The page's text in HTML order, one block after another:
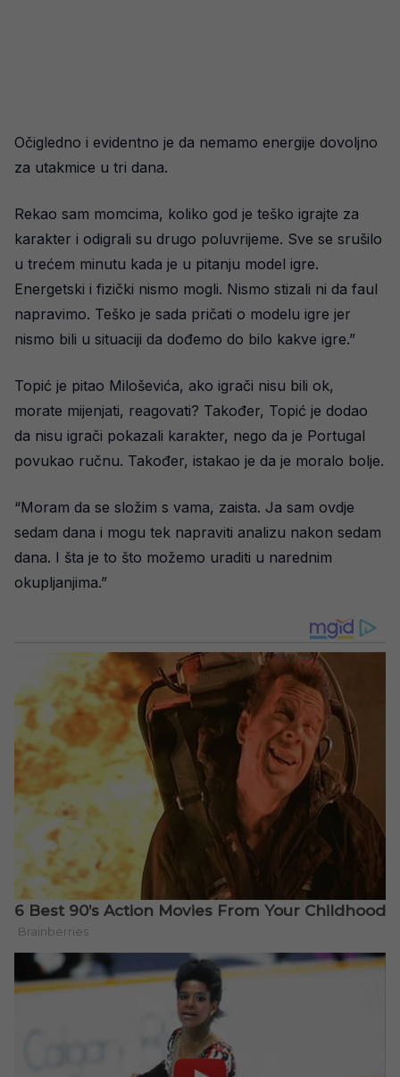
Očigledno i evidentno je da nemamo energije dovoljno
za utakmice u tri dana.
Rekao sam momcima, koliko god je teško igrajte za
karakter i odigrali su drugo poluvrijeme. Sve se srušilo
u trećem minutu kada je u pitanju model igre.
Energetski i fizički nismo mogli. Nismo stizali ni da faul
napravimo. Teško je sada pričati o modelu igre jer
nismo bili u situaciji da dođemo do bilo kakve igre.”
Topić je pitao Miloševića, ako igrači nisu bili ok,
morate mijenjati, reagovati? Također, Topić je dodao
da nisu igrači pokazali karakter, nego da je Portugal
povukao ručnu. Također, istakao je da je moralo bolje.
“Moram da se složim s vama, zaista. Ja sam ovdje
sedam dana i mogu tek napraviti analizu nakon sedam
dana. I šta je to što možemo uraditi u narednim
okupljanjima.”